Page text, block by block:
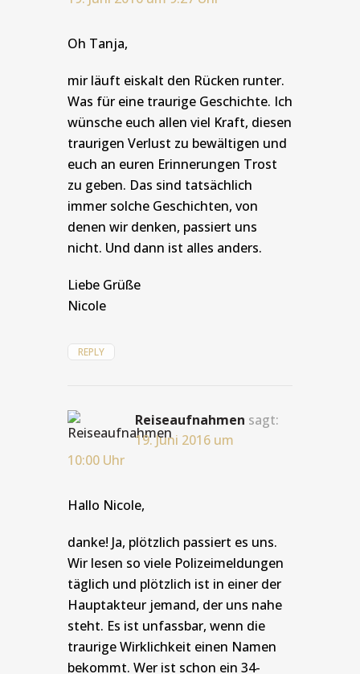
Oh Tanja,
mir läuft eiskalt den Rücken runter.
Was für eine traurige Geschichte. Ich
wünsche euch allen viel Kraft, diesen
traurigen Verlust zu bewältigen und
euch an euren Erinnerungen Trost
zu geben. Das sind tatsächlich
immer solche Geschichten, von
denen wir denken, passiert uns
nicht. Und dann ist alles anders.
Liebe Grüße
Nicole
REPLY
Reiseaufnahmen sagt:
19. Juni 2016 um
10:00 Uhr
Hallo Nicole,
danke! Ja, plötzlich passiert es uns.
Wir lesen so viele Polizeimeldungen
täglich und plötzlich ist in einer der
Hauptakteur jemand, der uns nahe
steht. Es ist unfassbar, wenn die
traurige Wirklichkeit einen Namen
bekommt. Wer ist schon ein 34-